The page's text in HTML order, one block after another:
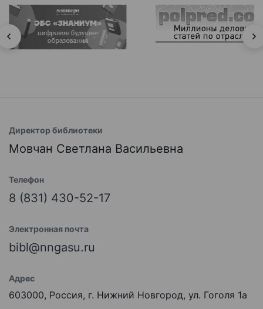
Директор библиотеки
Мовчан Светлана Васильевна
Телефон
8 (831) 430-52-17
Электронная почта
bibl@nngasu.ru
Адрес
603000, Россия, г. Нижний Новгород, ул. Гоголя 1а